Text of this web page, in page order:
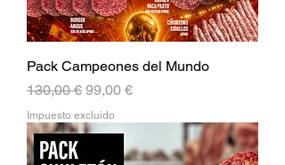
Pack Campeones del Mundo
Precio
130,00 € Precio de oferta
99,00 €
Impuesto excluido